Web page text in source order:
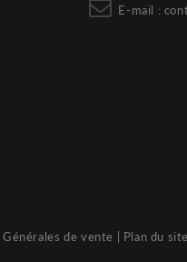
E-mail :
de vente | Plan du